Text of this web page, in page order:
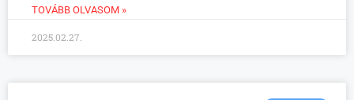
TOVÁBB OLVASOM »
2025.02.27.